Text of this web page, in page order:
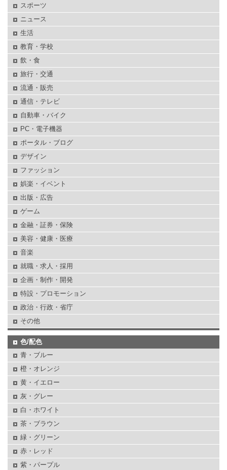
スポーツ
ニュース
生活
教育・学校
飲・食
旅行・交通
流通・販売
通信・テレビ
自動車・バイク
PC・電子機器
ポータル・ブログ
デザイン
ファッション
娯楽・イベント
出版・広告
ゲーム
金融・証券・保険
美容・健康・医療
音楽
就職・求人・採用
企画・制作・開発
特設・プロモーション
政治・行政・省庁
その他
色/配色
青・ブルー
橙・オレンジ
黄・イエロー
灰・グレー
白・ホワイト
茶・ブラウン
緑・グリーン
赤・レッド
紫・パープル